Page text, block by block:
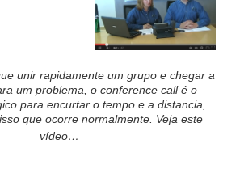
unir rapidamente um grupo e chegar a
um problema, o conference call é o
para encurtar o tempo e a distancia,
que ocorre normalmente. Veja este
vídeo…